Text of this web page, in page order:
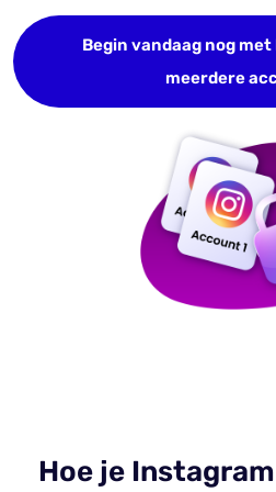
Begin vandaag nog
meerdere
Hoe je